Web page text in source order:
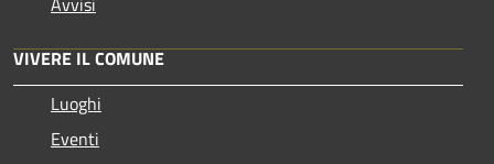
VIVERE IL COMUNE
Luoghi
Eventi